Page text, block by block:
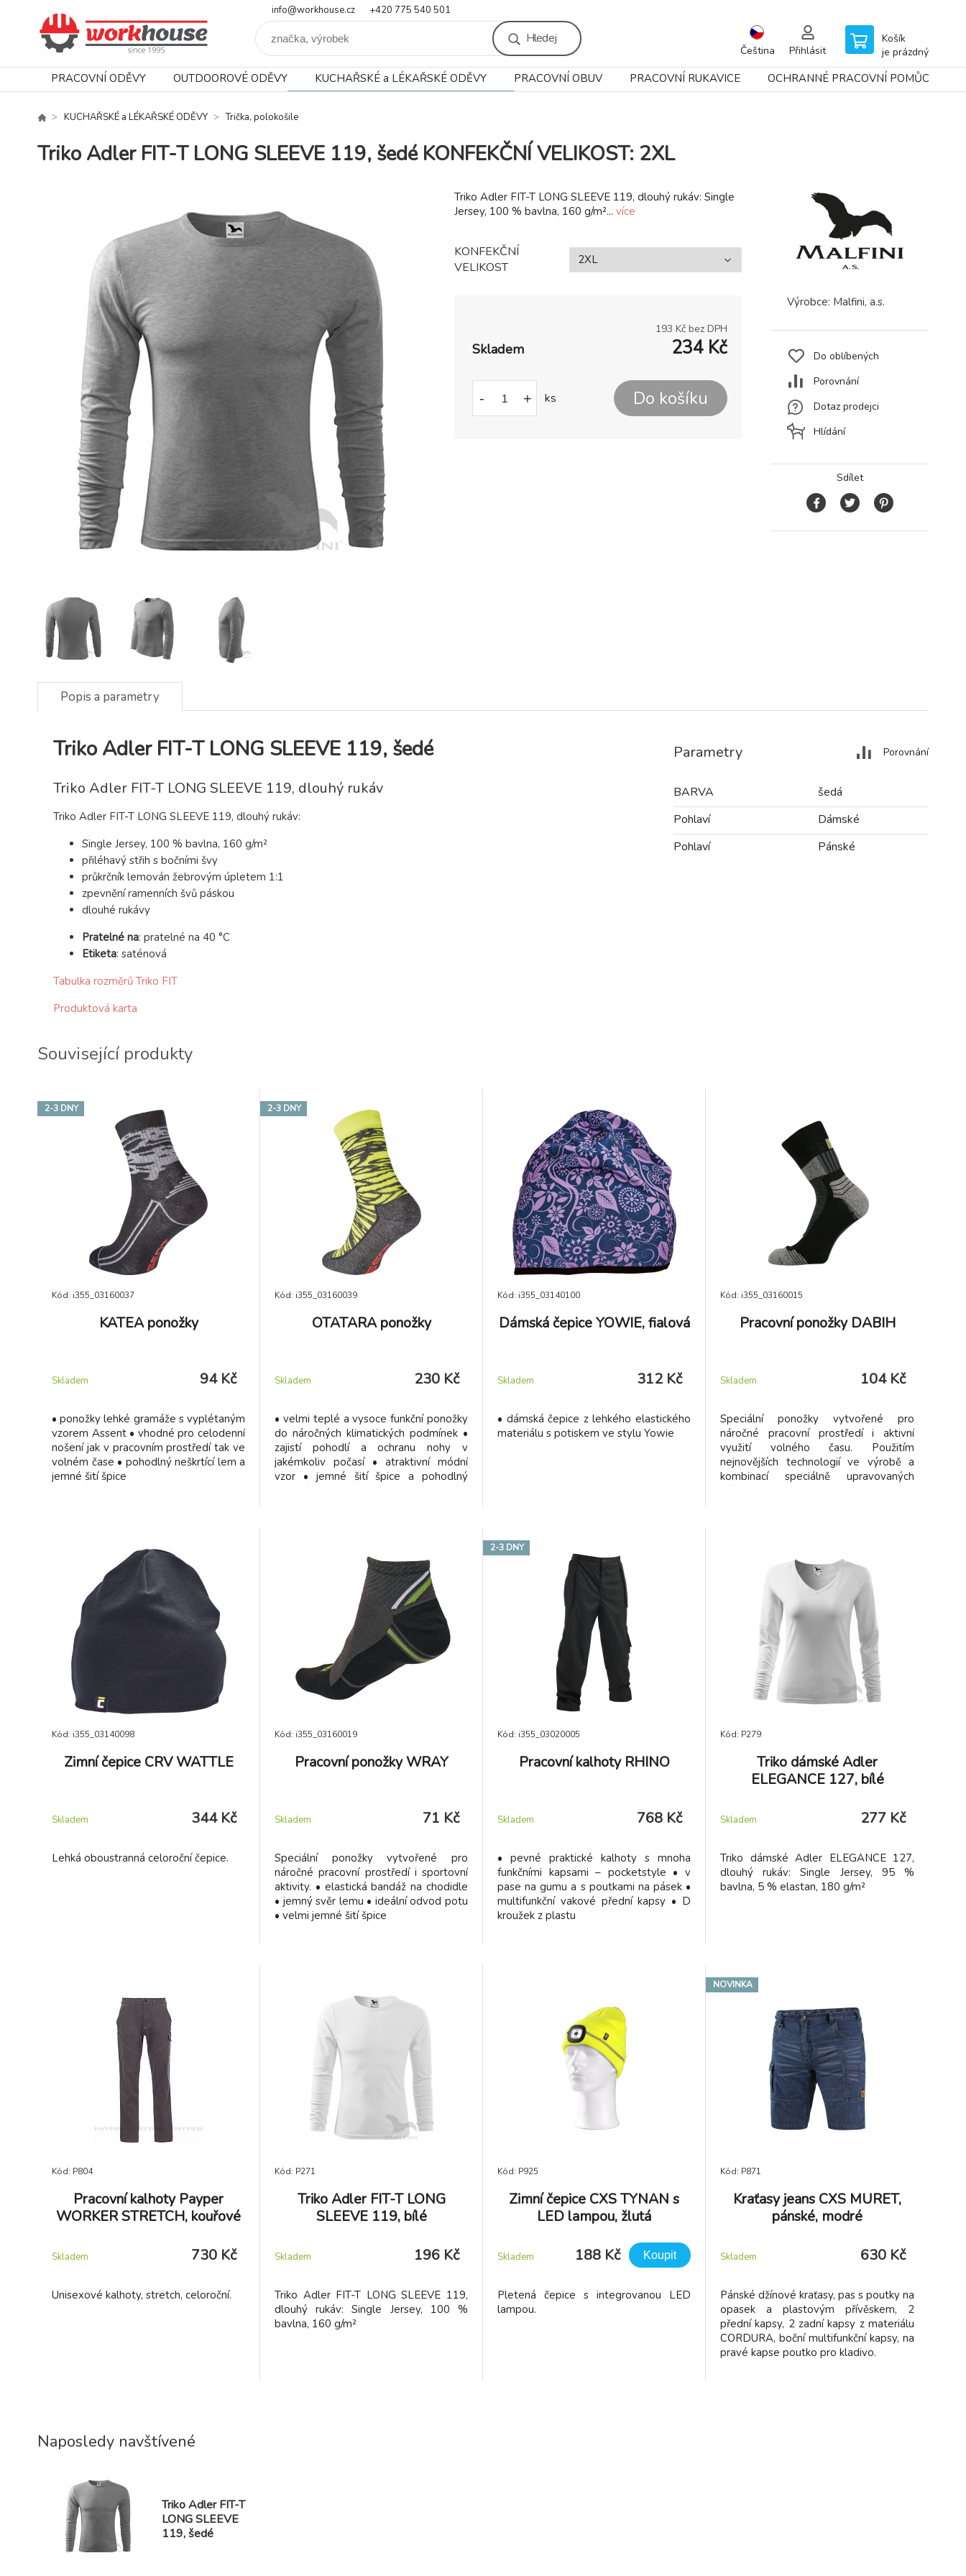
info@workhouse.cz +420 775 540 501
Hledej
Čeština Přihlásit
Košík
je prázdný
PRACOVNÍ ODĚVY OUTDOOROVÉ ODĚVY KUCHAŘSKÉ a LÉKAŘSKÉ ODĚVY PRACOVNÍ OBUV PRACOVNÍ RUKAVICE OCHRANNÉ PRACOVNÍ POMŮCKY
KUCHAŘSKÉ a LÉKAŘSKÉ ODĚVY Trička, polokošile
Triko Adler FIT-T LONG SLEEVE 119, šedé KONFEKČNÍ VELIKOST: 2XL
Triko Adler FIT-T LONG SLEEVE 119, dlouhý rukáv: Single
Jersey, 100 % bavlna, 160 g/m²... více
KONFEKČNÍ
VELIKOST
193 Kč bez DPH
Skladem 234 Kč
- + ks Do košíku
Výrobce: Malfini, a.s.
Do oblíbených
Porovnání
Dotaz prodejci
Hlídání
Sdílet
Popis a parametry
Triko Adler FIT-T LONG SLEEVE 119, šedé
Triko Adler FIT-T LONG SLEEVE 119, dlouhý rukáv
Triko Adler FIT-T LONG SLEEVE 119, dlouhý rukáv:
Single Jersey, 100 % bavlna, 160 g/m²
přiléhavý střih s bočními švy
průkrčník lemován žebrovým úpletem 1:1
zpevnění ramenních švů páskou
dlouhé rukávy
Pratelné na: pratelné na 40 °C
Etiketa: saténová
Tabulka rozměrů Triko FIT
Produktová karta
Parametry Porovnání
BARVA
šedá
Pohlaví
Dámské
Pohlaví
Pánské
Související produkty
2-3 DNY
Kód: i355_03160037
KATEA ponožky
Skladem 94 Kč
• ponožky lehké gramáže s vyplétaným
vzorem Assent • vhodné pro celodenní
nošení jak v pracovním prostředí tak ve
volném čase • pohodlný neškrtící lem a
jemné šití špice
2-3 DNY
Kód: i355_03160039
OTATARA ponožky
Skladem 230 Kč
• velmi teplé a vysoce funkční ponožky
do náročných klimatických podmínek •
zajistí pohodlí a ochranu nohy v
jakémkoliv počasí • atraktivní módní
vzor • jemné šití špice a pohodlný
neškrtící lem
Kód: i355_03140100
Dámská čepice YOWIE, fialová
Skladem 312 Kč
• dámská čepice z lehkého elastického
materiálu s potiskem ve stylu Yowie
Kód: i355_03160015
Pracovní ponožky DABIH
Skladem 104 Kč
Speciální ponožky vytvořené pro
náročné pracovní prostředí i aktivní
využití volného času. Použitím
nejnovějších technologií ve výrobě a
kombinací speciálně upravovaných
vláken jsou vyvinuty ponožky DABIH.
izolaci - velmi jemné šití špice -
elastickou bandáž proti posunu
ponožky v botě - polstrované zóny na
ochranu nohy proti otlakům a puchýřům.
Větrací kanálky zaručí ideální klima i při
extrémní zátěži.
Kód: i355_03140098
Zimní čepice CRV WATTLE
Skladem 344 Kč
Lehká oboustranná celoroční čepice.
Kód: i355_03160019
Pracovní ponožky WRAY
Skladem 71 Kč
Speciální ponožky vytvořené pro
náročné pracovní prostředí i sportovní
aktivity. • elastická bandáž na chodidle
• jemný svěr lemu • ideální odvod potu
• velmi jemné šití špice
2-3 DNY
Kód: i355_03020005
Pracovní kalhoty RHINO
Skladem 768 Kč
• pevné praktické kalhoty s mnoha
funkčními kapsami – pocketstyle • v
pase na gumu a s poutkami na pásek •
multifunkční vakové přední kapsy • D
kroužek z plastu
Kód: P279
Triko dámské Adler
ELEGANCE 127, bílé
Skladem 277 Kč
Triko dámské Adler ELEGANCE 127,
dlouhý rukáv: Single Jersey, 95 %
bavlna, 5 % elastan, 180 g/m²
Kód: P804
Pracovní kalhoty Payper
WORKER STRETCH, kouřové
Skladem 730 Kč
Unisexové kalhoty, stretch, celoroční.
Kód: P271
Triko Adler FIT-T LONG
SLEEVE 119, bílé
Skladem 196 Kč
Triko Adler FIT-T LONG SLEEVE 119,
dlouhý rukáv: Single Jersey, 100 %
bavlna, 160 g/m²
Kód: P925
Zimní čepice CXS TYNAN s
LED lampou, žlutá
Skladem 188 Kč Koupit
Pletená čepice s integrovanou LED
lampou.
NOVINKA
Kód: P871
Kraťasy jeans CXS MURET,
pánské, modré
Skladem 630 Kč
Pánské džínové kraťasy, pas s poutky na
opasek a plastovým přívěskem, 2
přední kapsy, 2 zadní kapsy z materiálu
CORDURA, boční multifunkční kapsy, na
pravé kapse poutko pro kladivo.
Naposledy navštívené
Triko Adler FIT-T
LONG SLEEVE
119, šedé